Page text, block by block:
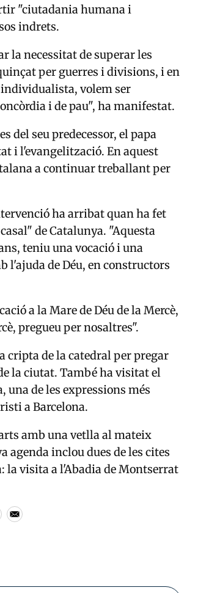
"ciutadania humana i
indrets.
la necessitat de superar les
per guerres i divisions, i en
volem ser
i de pau", ha manifestat.
del seu predecessor, el papa
i l'evangelització. En aquest
a continuar treballant per
ha arribat quan ha fet
de Catalunya. "Aquesta
teniu una vocació i una
l'ajuda de Déu, en constructors
a la Mare de Déu de la Mercè,
pregueu per nosaltres".
cripta de la catedral per pregar
la ciutat. També ha visitat el
de les expressions més
a Barcelona.
amb una vetlla al mateix
agenda inclou dues de les cites
la visita a l'Abadia de Montserrat